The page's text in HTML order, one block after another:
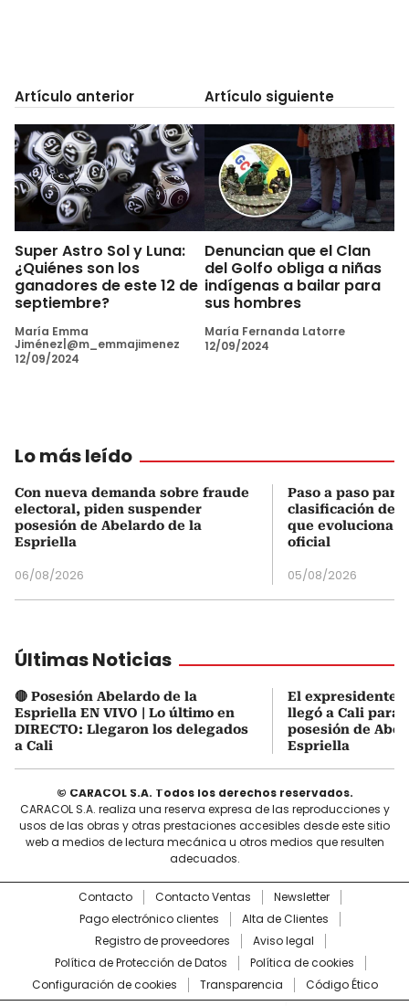
Artículo anterior
Super Astro Sol y Luna:
¿Quiénes son los
ganadores de este 12 de
septiembre?
María Emma
Jiménez|@m_emmajimenez
12/09/2024
Artículo siguiente
Denuncian que el Clan
del Golfo obliga a niñas
indígenas a bailar para
sus hombres
María Fernanda Latorre
12/09/2024
Lo más leído
Con nueva demanda sobre fraude
electoral, piden suspender
posesión de Abelardo de la
Espriella
06/08/2026
Paso a paso
clasificación del
que evoluciona
oficial
05/08/2026
Últimas Noticias
🔴 Posesión Abelardo de la
Espriella EN VIVO | Lo último en
DIRECTO: Llegaron los delegados
a Cali
El expresidente
llegó a Cali para
posesión de
Espriella
© CARACOL S.A. Todos los derechos reservados.
CARACOL S.A. realiza una reserva expresa de las reproducciones y
usos de las obras y otras prestaciones accesibles desde este sitio
web a medios de lectura mecánica u otros medios que resulten
adecuados.
Contacto Contacto Ventas
Newsletter
Pago electrónico clientes
Alta de Clientes
Registro de proveedores
Aviso legal
Política de Protección de Datos
Política de cookies
Configuración de cookies
Transparencia Código Ético